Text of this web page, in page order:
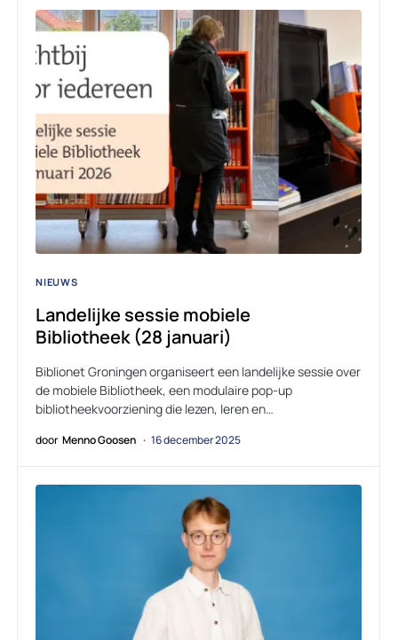
NIEUWS
Landelijke sessie mobiele
Bibliotheek (28 januari)
Biblionet Groningen organiseert een landelijke sessie over
de mobiele Bibliotheek, een modulaire pop-up
bibliotheekvoorziening die lezen, leren en…
door Menno Goosen 16 december 2025